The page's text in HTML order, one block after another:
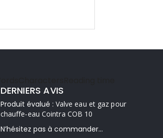
DERNIERS AVIS
Produit évalué : Valve eau et gaz pour
chauffe-eau Cointra COB 10
N’hésitez pas à commander...